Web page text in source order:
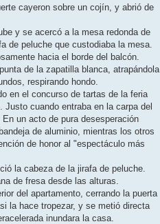
cayeron sobre un cojín, y abrió de
y se acercó a la mesa redonda de
de peluche que custodiaba la mesa.
hacia el borde del balcón.
de la zapatilla blanca, atrapándola
respirando hondo.
en el concurso de tartas de la feria
cuando entraba en la carpa del
un acto de pura desesperación
de aluminio, mientras los otros
de honor al "espectáculo más
la cabeza de la jirafa de peluche.
de fresa desde las alturas.
del apartamento, cerrando la puerta
la hace tropezar, y se metió directa
inundara la casa.